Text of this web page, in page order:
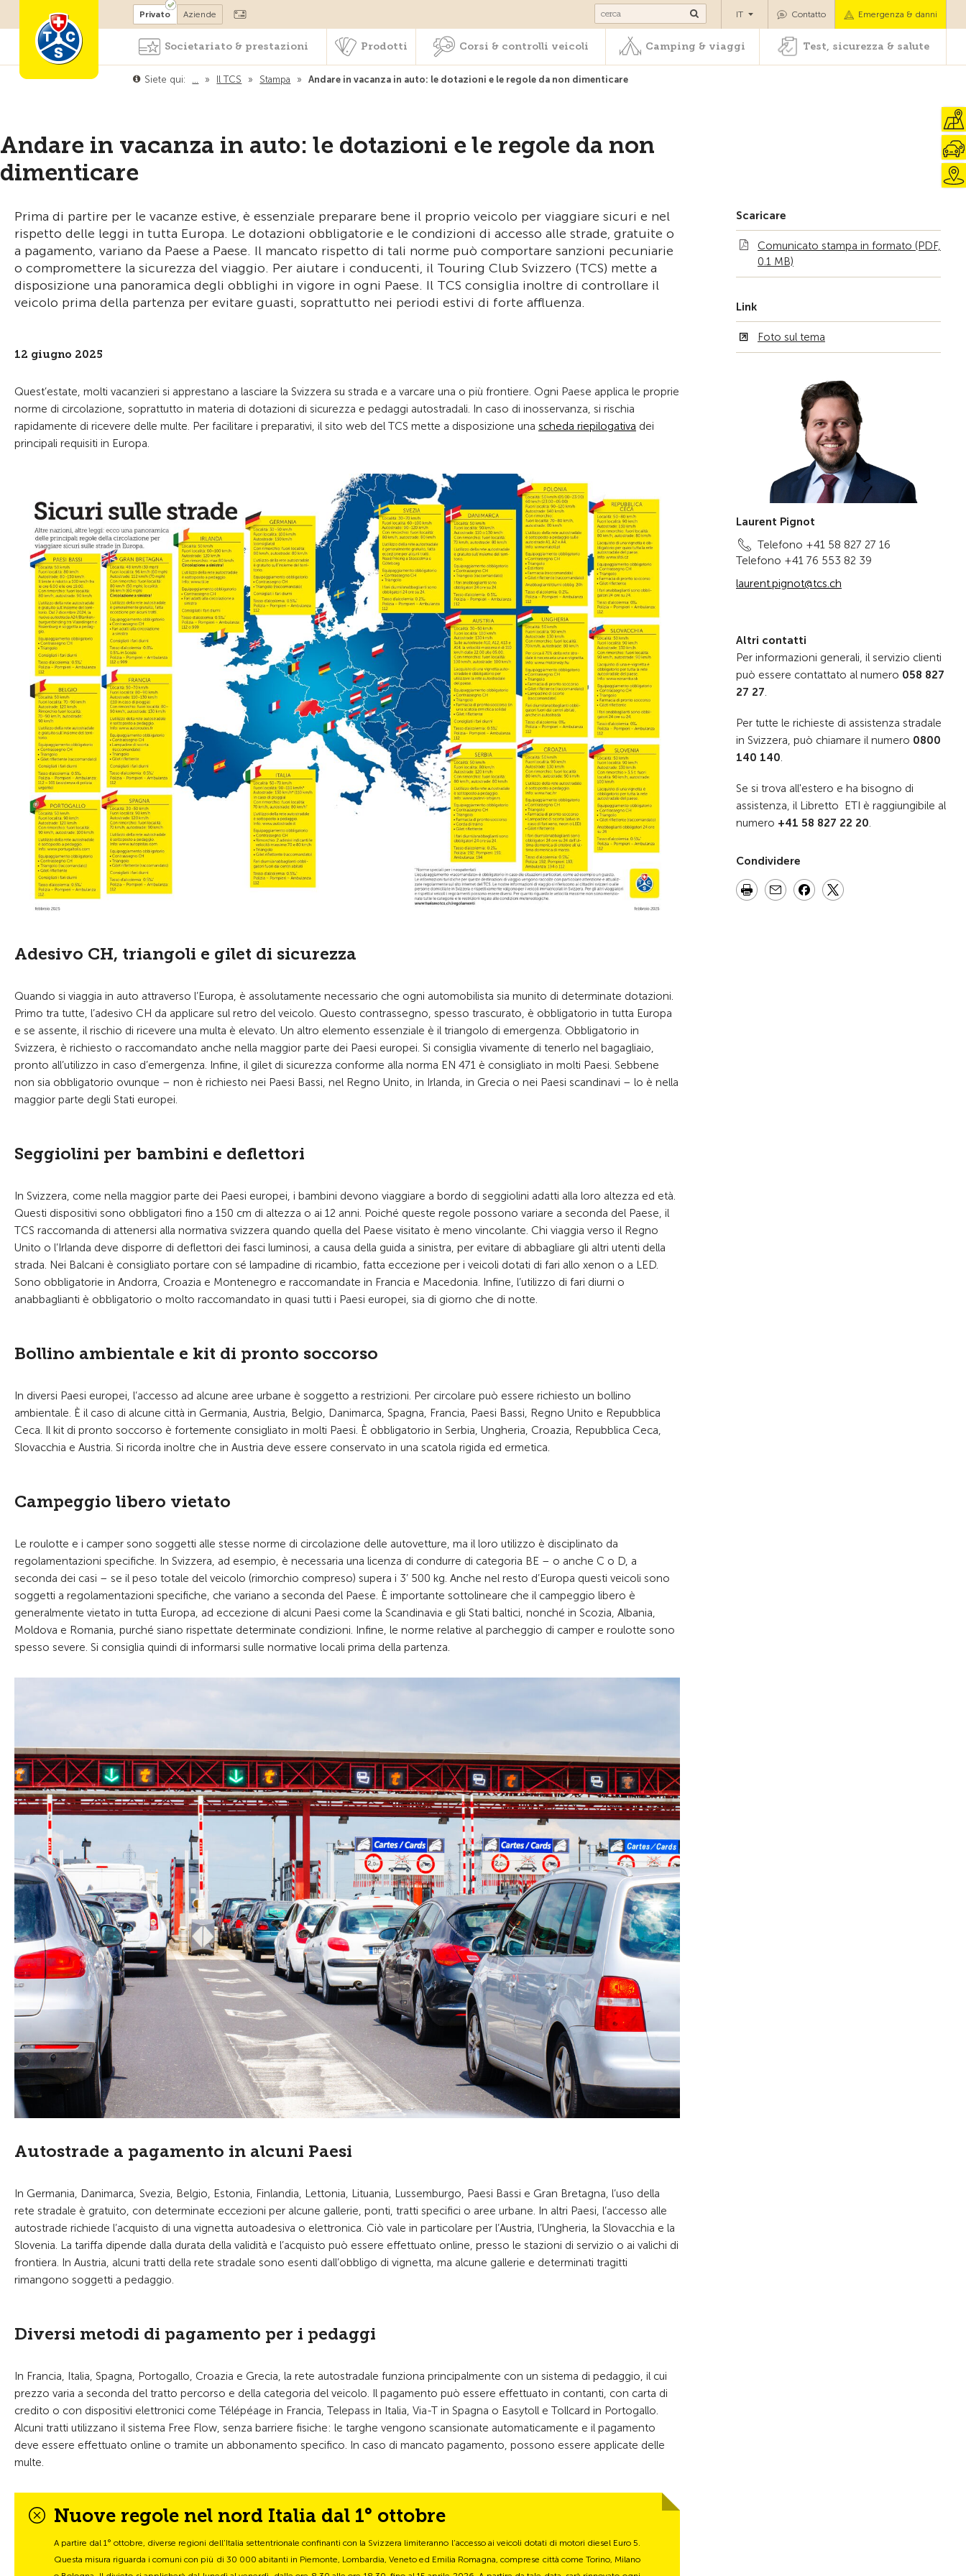
Diventare socio Corsi & controlli veicoli Camping & viaggi Test, sicurezza & salute
Privato Aziende Contatto Emergenza & danni
IT
Societariato & prestazioni Prodotti Corsi & controlli veicoli Camping & viaggi Test, sicurezza & salute
Siete qui: … » Il TCS » Stampa » Andare in vacanza in auto: le dotazioni e le regole da non dimenticare
Andare in vacanza in auto: le dotazioni e le regole da non
dimenticare
Prima di partire per le vacanze estive, è essenziale preparare bene il proprio veicolo per viaggiare sicuri e nel
rispetto delle leggi in tutta Europa. Le dotazioni obbligatorie e le condizioni di accesso alle strade, gratuite o
a pagamento, variano da Paese a Paese. Il mancato rispetto di tali norme può comportare sanzioni pecuniarie
o compromettere la sicurezza del viaggio. Per aiutare i conducenti, il Touring Club Svizzero (TCS) mette a
disposizione una panoramica degli obblighi in vigore in ogni Paese. Il TCS consiglia inoltre di controllare il
veicolo prima della partenza per evitare guasti, soprattutto nei periodi estivi di forte affluenza.
12 giugno 2025
Quest’estate, molti vacanzieri si apprestano a lasciare la Svizzera su strada e a varcare una o più frontiere. Ogni Paese applica le proprie
norme di circolazione, soprattutto in materia di dotazioni di sicurezza e pedaggi autostradali. In caso di inosservanza, si rischia
rapidamente di ricevere delle multe. Per facilitare i preparativi, il sito web del TCS mette a disposizione una scheda riepilogativa dei
principali requisiti in Europa.
Adesivo CH, triangoli e gilet di sicurezza
Quando si viaggia in auto attraverso l’Europa, è assolutamente necessario che ogni automobilista sia munito di determinate dotazioni.
Primo tra tutte, l’adesivo CH da applicare sul retro del veicolo. Questo contrassegno, spesso trascurato, è obbligatorio in tutta Europa
e se assente, il rischio di ricevere una multa è elevato. Un altro elemento essenziale è il triangolo di emergenza. Obbligatorio in
Svizzera, è richiesto o raccomandato anche nella maggior parte dei Paesi europei. Si consiglia vivamente di tenerlo nel bagagliaio,
pronto all’utilizzo in caso d’emergenza. Infine, il gilet di sicurezza conforme alla norma EN 471 è consigliato in molti Paesi. Sebbene
non sia obbligatorio ovunque – non è richiesto nei Paesi Bassi, nel Regno Unito, in Irlanda, in Grecia o nei Paesi scandinavi – lo è nella
maggior parte degli Stati europei.
Seggiolini per bambini e deflettori
In Svizzera, come nella maggior parte dei Paesi europei, i bambini devono viaggiare a bordo di seggiolini adatti alla loro altezza ed età.
Questi dispositivi sono obbligatori fino a 150 cm di altezza o ai 12 anni. Poiché queste regole possono variare a seconda del Paese, il
TCS raccomanda di attenersi alla normativa svizzera quando quella del Paese visitato è meno vincolante. Chi viaggia verso il Regno
Unito o l’Irlanda deve disporre di deflettori dei fasci luminosi, a causa della guida a sinistra, per evitare di abbagliare gli altri utenti della
strada. Nei Balcani è consigliato portare con sé lampadine di ricambio, fatta eccezione per i veicoli dotati di fari allo xenon o a LED.
Sono obbligatorie in Andorra, Croazia e Montenegro e raccomandate in Francia e Macedonia. Infine, l’utilizzo di fari diurni o
anabbaglianti è obbligatorio o molto raccomandato in quasi tutti i Paesi europei, sia di giorno che di notte.
Bollino ambientale e kit di pronto soccorso
In diversi Paesi europei, l’accesso ad alcune aree urbane è soggetto a restrizioni. Per circolare può essere richiesto un bollino
ambientale. È il caso di alcune città in Germania, Austria, Belgio, Danimarca, Spagna, Francia, Paesi Bassi, Regno Unito e Repubblica
Ceca. Il kit di pronto soccorso è fortemente consigliato in molti Paesi. È obbligatorio in Serbia, Ungheria, Croazia, Repubblica Ceca,
Slovacchia e Austria. Si ricorda inoltre che in Austria deve essere conservato in una scatola rigida ed ermetica.
Campeggio libero vietato
Le roulotte e i camper sono soggetti alle stesse norme di circolazione delle autovetture, ma il loro utilizzo è disciplinato da
regolamentazioni specifiche. In Svizzera, ad esempio, è necessaria una licenza di condurre di categoria BE – o anche C o D, a
seconda dei casi – se il peso totale del veicolo (rimorchio compreso) supera i 3’ 500 kg. Anche nel resto d’Europa questi veicoli sono
soggetti a regolamentazioni specifiche, che variano a seconda del Paese. È importante sottolineare che il campeggio libero è
generalmente vietato in tutta Europa, ad eccezione di alcuni Paesi come la Scandinavia e gli Stati baltici, nonché in Scozia, Albania,
Moldova e Romania, purché siano rispettate determinate condizioni. Infine, le norme relative al parcheggio di camper e roulotte sono
spesso severe. Si consiglia quindi di informarsi sulle normative locali prima della partenza.
Autostrade a pagamento in alcuni Paesi
In Germania, Danimarca, Svezia, Belgio, Estonia, Finlandia, Lettonia, Lituania, Lussemburgo, Paesi Bassi e Gran Bretagna, l’uso della
rete stradale è gratuito, con determinate eccezioni per alcune gallerie, ponti, tratti specifici o aree urbane. In altri Paesi, l’accesso alle
autostrade richiede l’acquisto di una vignetta autoadesiva o elettronica. Ciò vale in particolare per l’Austria, l’Ungheria, la Slovacchia e la
Slovenia. La tariffa dipende dalla durata della validità e l’acquisto può essere effettuato online, presso le stazioni di servizio o ai valichi di
frontiera. In Austria, alcuni tratti della rete stradale sono esenti dall’obbligo di vignetta, ma alcune gallerie e determinati tragitti
rimangono soggetti a pedaggio.
Diversi metodi di pagamento per i pedaggi
In Francia, Italia, Spagna, Portogallo, Croazia e Grecia, la rete autostradale funziona principalmente con un sistema di pedaggio, il cui
prezzo varia a seconda del tratto percorso e della categoria del veicolo. Il pagamento può essere effettuato in contanti, con carta di
credito o con dispositivi elettronici come Télépéage in Francia, Telepass in Italia, Via-T in Spagna o Easytoll e Tollcard in Portogallo.
Alcuni tratti utilizzano il sistema Free Flow, senza barriere fisiche: le targhe vengono scansionate automaticamente e il pagamento
deve essere effettuato online o tramite un abbonamento specifico. In caso di mancato pagamento, possono essere applicate delle
multe.
Nuove regole nel nord Italia dal 1° ottobre
A partire dal 1° ottobre, diverse regioni dell’Italia settentrionale confinanti con la Svizzera limiteranno l’accesso ai veicoli dotati di motori diesel Euro 5.
Questa misura riguarda i comuni con più di 30 000 abitanti in Piemonte, Lombardia, Veneto ed Emilia Romagna, comprese città come Torino, Milano
Scaricare
Comunicato stampa in formato (PDF,
0.1 MB)
Link
Foto sul tema
Laurent Pignot
Telefono +41 58 827 27 16
Telefono +41 76 553 82 39
laurent.pignot@tcs.ch
Altri contatti
Per informazioni generali, il servizio clienti
può essere contattato al numero 058 827
27 27.
Per tutte le richieste di assistenza stradale
in Svizzera, può chiamare il numero 0800
140 140.
Se si trova all'estero e ha bisogno di
assistenza, il Libretto ETI è raggiungibile al
numero +41 58 827 22 20.
Condividere